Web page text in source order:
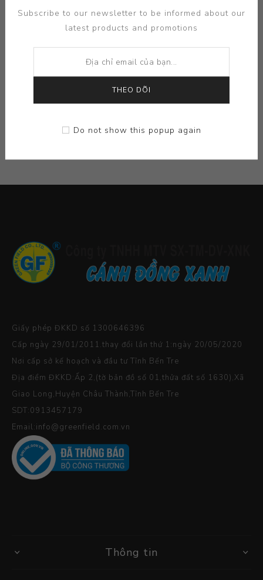
NHÀ SẢN XUẤT CỦA
Giấy phép ĐKKD số 1300646396
Cấp ngày 29/01/2011.thay đổi lần thứ 1:ngày 20/05/2020
Nơi cấp sở kế hoạch và đầu tư Tỉnh Bến Tre
Địa điểm ĐKKD:Ấp 2,(tờ bản đồ số 01,thửa đất số 1630),Xã
Giao Long,Huyện Châu Thành,Tỉnh Bến Tre
SDT:0913457179
Email:info@greenfield.com.vn
Thông tin
Subscribe to our newsletter to be informed about our
latest products and promotions
THEO DÕI
Do not show this popup again